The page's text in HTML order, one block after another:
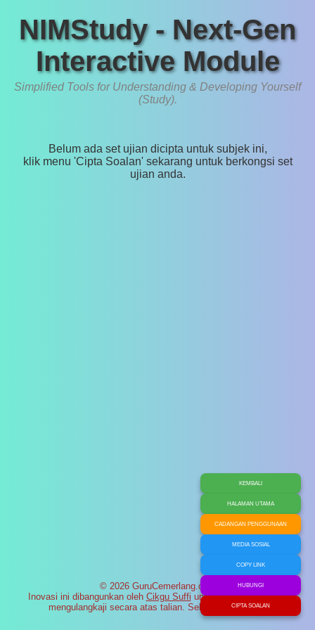
NIMStudy - Next-Gen
Interactive Module
Simplified Tools for Understanding & Developing Yourself
(Study).
Belum ada set ujian dicipta untuk subjek ini,
klik menu 'Cipta Soalan' sekarang untuk berkongsi set
ujian anda.
© 2026 GuruCemerlang.com
Inovasi ini dibangunkan oleh Cikgu Suffi untuk membantu murid
mengulangkaji secara atas talian. Selamat maju jaya!
KEMBALI
HALAMAN UTAMA
CADANGAN PENGGUNAAN
MEDIA SOSIAL
COPY LINK
HUBUNGI
CIPTA SOALAN